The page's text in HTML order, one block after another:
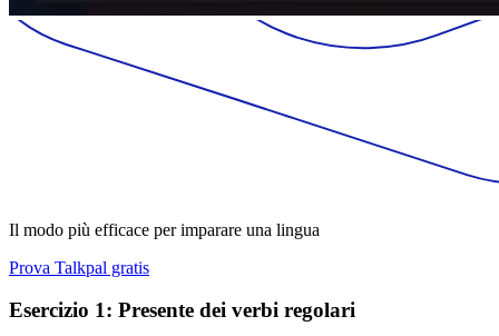
Il modo più efficace per imparare una lingua
Prova Talkpal gratis
Esercizio 1: Presente dei verbi regolari